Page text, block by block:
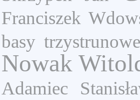
Franciszek
basy trzystrunowe
Nowak
Adamiec